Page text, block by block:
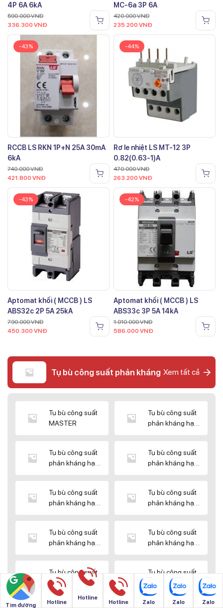
4P 6A 6kA
590.000VNĐ
336.300 VNĐ
MC-6a 3P 6A
420.000VNĐ
235.200 VNĐ
-43%
RCCB LS RKN 1P+N 25A 30mA
6kA
740.000VNĐ
421.800 VNĐ
-44%
Rơ le nhiệt LS MT-12 3P
0.82(0.63-1)A
470.000VNĐ
263.200 VNĐ
-43%
Aptomat khối ( MCCB ) LS
ABS32c 2P 5A 25kA
790.000VNĐ
450.300 VNĐ
-42%
Aptomat khối ( MCCB ) LS
ABS33c 3P 5A 14kA
1.010.000VNĐ
586.000 VNĐ
Tụ bù công suất phản kháng Xem tất cả
Tụ bù công suất
MASTER
Tụ bù công suất
phản kháng hạ
Tụ bù công suất
phản kháng hạ
Tụ bù công suất
phản kháng hạ
Tụ bù công suất
phản kháng hạ
Tụ bù công suất
phản kháng hạ
Tụ bù công suất
phản kháng hạ
Tụ bù công suất
phản kháng hạ
Tụ bù công suất
phản kháng hạ
thế SHIZUKI
Tụ bù công suất
phản kháng hạ
thế SINO
Tìm đường Hotline
Hotline
Hotline Zalo Zalo Zalo